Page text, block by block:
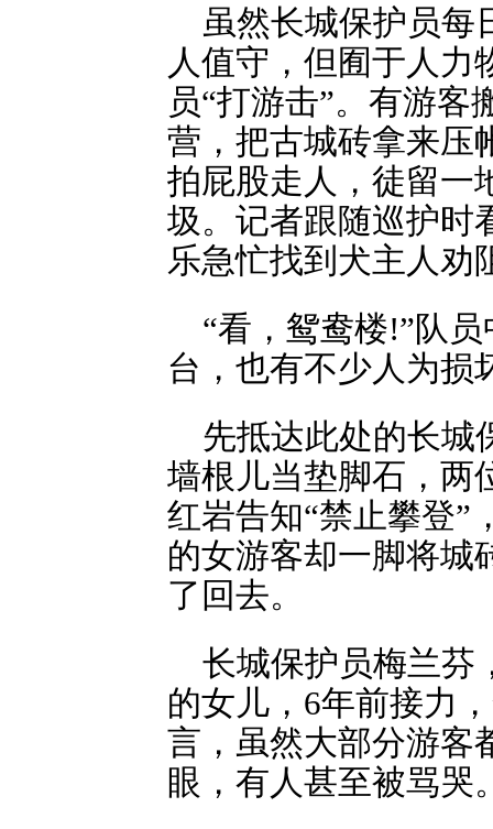
虽然长城保护员每
人值守，但囿于人力
员“打游击”。有游
营，把古城砖拿来压
拍屁股走人，徒留一
圾。记者跟随巡护时
乐急忙找到犬主人劝
“看，鸳鸯楼!”队
台，也有不少人为损
先抵达此处的长城
墙根儿当垫脚石，两
红岩告知“禁止攀登”
的女游客却一脚将城
了回去。
长城保护员梅兰芬
的女儿，6年前接力
言，虽然大部分游客
眼，有人甚至被骂哭